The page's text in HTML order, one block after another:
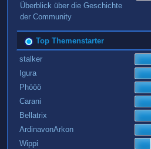
Überblick über die Geschichte
der Community
Top Themenstarter
stalker
Igura
Phööö
Carani
Bellatrix
ArdinavonArkon
Wippi